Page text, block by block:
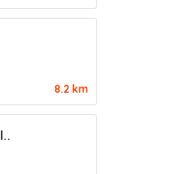
8.2 km